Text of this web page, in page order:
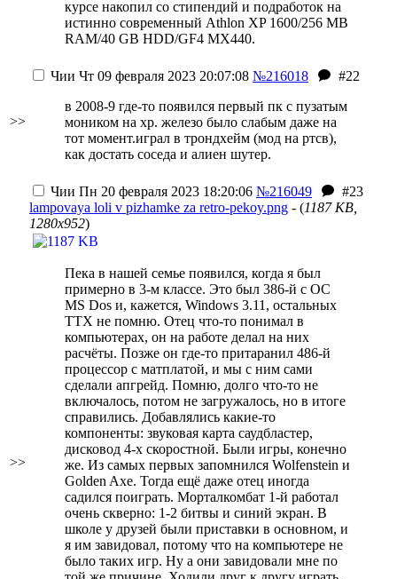
курсе накопил со стипендий и подработок на
истинно современный Athlon XP 1600/256 MB
RAM/40 GB HDD/GF4 MX440.
>>
Чии Чт 09 февраля 2023 20:07:08 №216018
#22
в 2008-9 где-то появился первый пк с пузатым
моником на хр. железо было слабым даже на
тот момент.играл в трондхейм (мод на ртсв),
как достать соседа и алиен шутер.
>>
Чии Пн 20 февраля 2023 18:20:06 №216049
#23
lampovaya loli v pizhamke za retro-pekoy.png - (1187 KB,
1280x952)
Пека в нашей семье появился, когда я был
примерно в 3-м классе. Это был 386-й с ОС
MS Dos и, кажется, Windows 3.11, остальных
ТТХ не помню. Отец что-то понимал в
компьютерах, он на работе делал на них
расчёты. Позже он где-то притаранил 486-й
процессор с матплатой, и мы с ним сами
сделали апгрейд. Помню, долго что-то не
включалось, потом не загружалось, но в итоге
справились. Добавлялись какие-то
компоненты: звуковая карта саудбластер,
дисковод 4-х скоростной. Были игры, конечно
же. Из самых первых запомнился Wolfenstein и
Golden Axe. Тогда ещё даже отец иногда
садился поиграть. Морталкомбат 1-й работал
очень скверно: 1-2 битвы и синий экран. В
школе у друзей были приставки в основном, и
я им завидовал, потому что на компьютере не
было таких игр. Ну а они завидовали мне по